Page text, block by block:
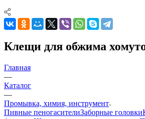
Клещи для обжима
Главная
—
Каталог
—
Промывка, химия, инструмент
Пивные пеногасителиЗаборные головки